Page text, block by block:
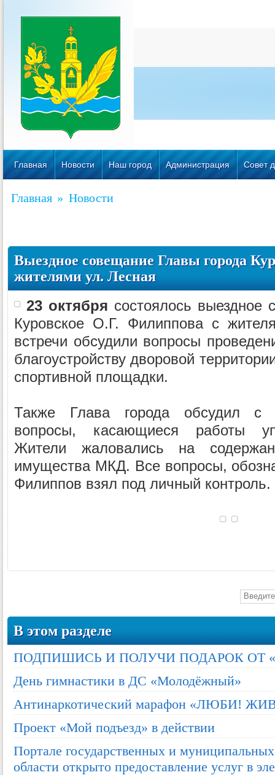
Главная Новости Наш город Администрация Совет
Главная » Новости
Выездное совещание Главы города
жителями ул. Лесная
23 октября состоялось выездное
Куровское О.Г. Филиппова с
встречи обсудили вопросы
благоустройству дворовой
спортивной площадки.
Также Глава города обсудил с
вопросы, касающиеся работы
Жители жаловались на
имущества МКД. Все вопросы,
Филиппов взял под личный контроль.
В этом разделе
ПОДПИШИСЬ И ПОЛУЧИ ПОДАРОК ОТ
День гимнастики в ДС «Молодёжный»
Антинаркотический марафон «ЛЮБИ!
Проект «Мой подъезд» в действии
Портале государственных и
области открыто предоставление услуг в